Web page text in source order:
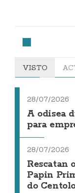
VISTO
28/07/2026
A odisea
para
28/07/2026
Rescatan
Papin
do